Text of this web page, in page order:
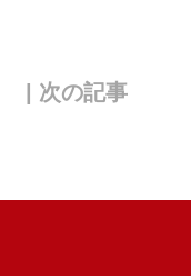
| 次の記事